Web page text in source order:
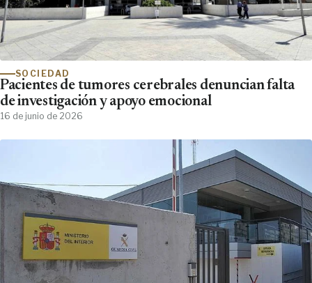
SOCIEDAD
Pacientes de tumores cerebrales denuncian falta
de investigación y apoyo emocional
16 de junio de 2026